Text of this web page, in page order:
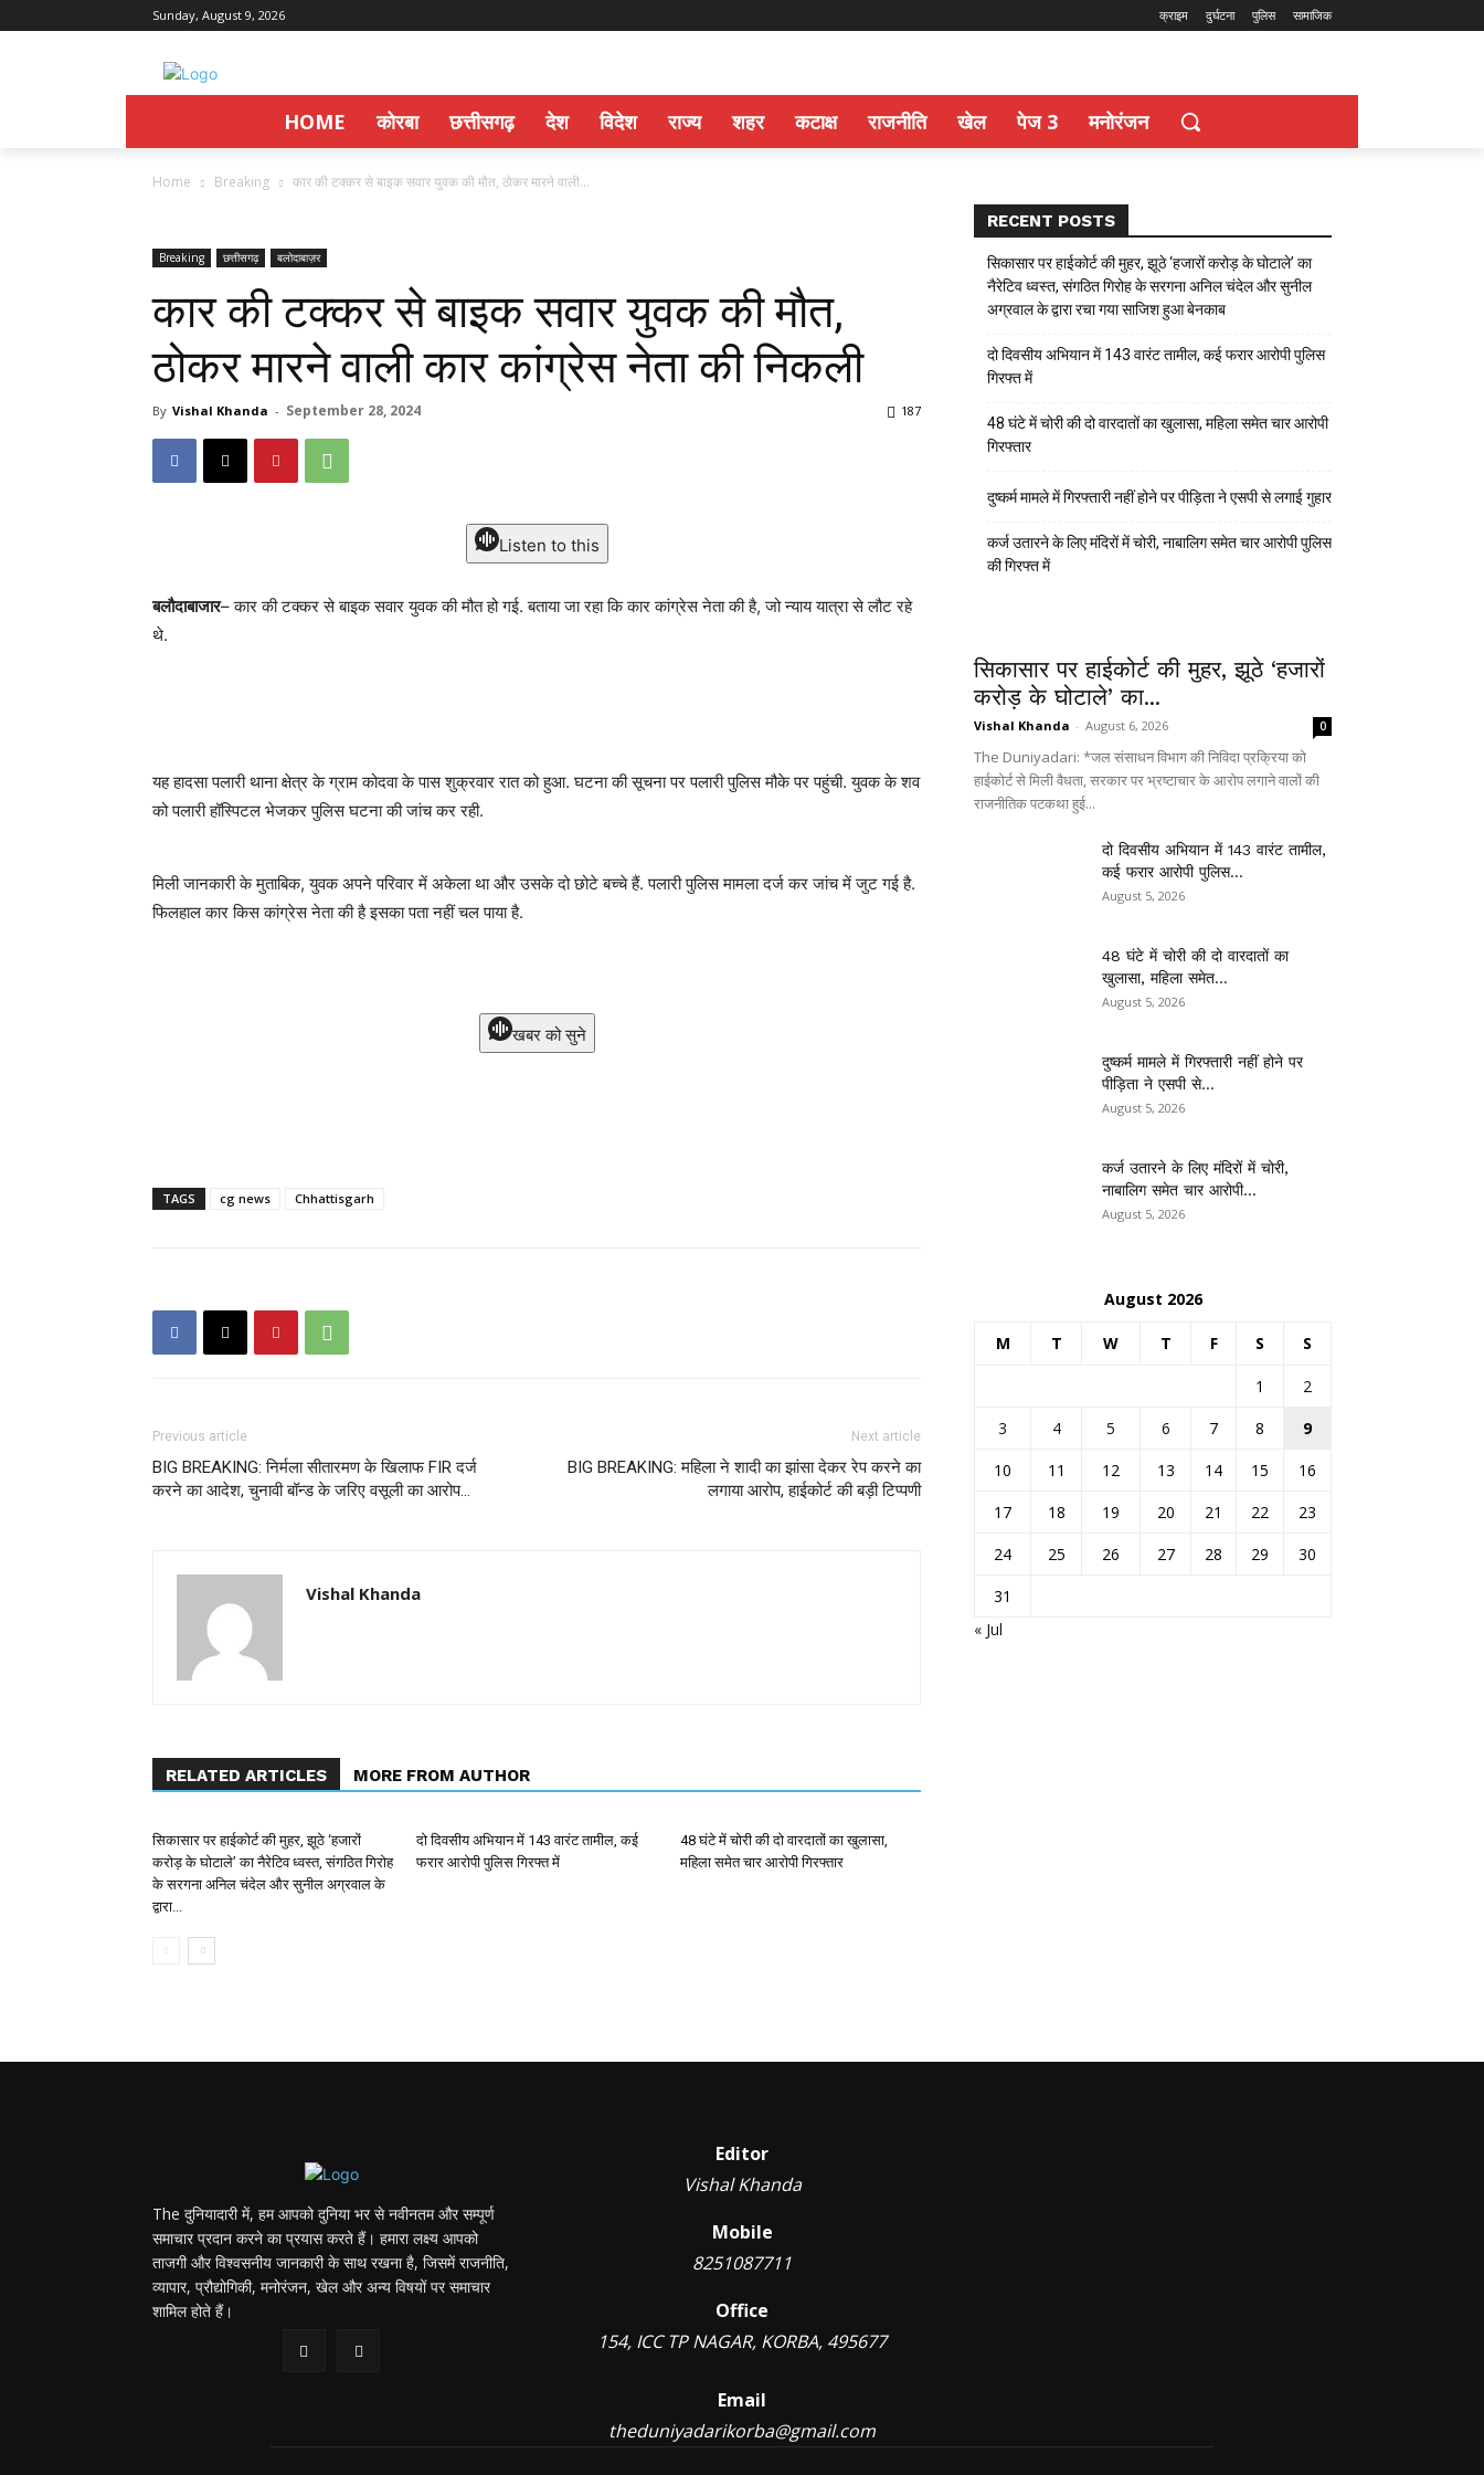
Sunday, August 9, 2026 क्राइम दुर्घटना पुलिस सामाजिक
HOME कोरबा छत्तीसगढ़ देश विदेश राज्य शहर कटाक्ष राजनीति खेल पेज 3 मनोरंजन
Home Breaking कार की टक्कर से बाइक सवार युवक की मौत, ठोकर मारने वाली...
Breaking छत्तीसगढ़ बलोदाबाज़र
कार की टक्कर से बाइक सवार युवक की मौत,
ठोकर मारने वाली कार कांग्रेस नेता की निकली
By Vishal Khanda - September 28, 2024 187
Listen to this
बलौदाबाजार– कार की टक्कर से बाइक सवार युवक की मौत हो गई. बताया जा रहा कि कार कांग्रेस नेता की है, जो न्याय यात्रा से लौट रहे
थे.
यह हादसा पलारी थाना क्षेत्र के ग्राम कोदवा के पास शुक्रवार रात को हुआ. घटना की सूचना पर पलारी पुलिस मौके पर पहुंची. युवक के शव
को पलारी हॉस्पिटल भेजकर पुलिस घटना की जांच कर रही.
मिली जानकारी के मुताबिक, युवक अपने परिवार में अकेला था और उसके दो छोटे बच्चे हैं. पलारी पुलिस मामला दर्ज कर जांच में जुट गई है.
फिलहाल कार किस कांग्रेस नेता की है इसका पता नहीं चल पाया है.
खबर को सुने
TAGS cg news Chhattisgarh
Previous article
BIG BREAKING: निर्मला सीतारमण के खिलाफ FIR दर्ज
करने का आदेश, चुनावी बॉन्ड के जरिए वसूली का आरोप…
Next article
BIG BREAKING: महिला ने शादी का झांसा देकर रेप करने का
लगाया आरोप, हाईकोर्ट की बड़ी टिप्पणी
Vishal Khanda
RELATED ARTICLES MORE FROM AUTHOR
सिकासार पर हाईकोर्ट की मुहर, झूठे ‘हजारों
करोड़ के घोटाले’ का नैरेटिव ध्वस्त, संगठित गिरोह
के सरगना अनिल चंदेल और सुनील अग्रवाल के
द्वारा...
दो दिवसीय अभियान में 143 वारंट तामील, कई
फरार आरोपी पुलिस गिरफ्त में
48 घंटे में चोरी की दो वारदातों का खुलासा,
महिला समेत चार आरोपी गिरफ्तार
RECENT POSTS
सिकासार पर हाईकोर्ट की मुहर, झूठे ‘हजारों करोड़ के घोटाले’ का
नैरेटिव ध्वस्त, संगठित गिरोह के सरगना अनिल चंदेल और सुनील
अग्रवाल के द्वारा रचा गया साजिश हुआ बेनकाब
दो दिवसीय अभियान में 143 वारंट तामील, कई फरार आरोपी पुलिस
गिरफ्त में
48 घंटे में चोरी की दो वारदातों का खुलासा, महिला समेत चार आरोपी
गिरफ्तार
दुष्कर्म मामले में गिरफ्तारी नहीं होने पर पीड़िता ने एसपी से लगाई गुहार
कर्ज उतारने के लिए मंदिरों में चोरी, नाबालिग समेत चार आरोपी पुलिस
की गिरफ्त में
सिकासार पर हाईकोर्ट की मुहर, झूठे ‘हजारों
करोड़ के घोटाले’ का...
Vishal Khanda - August 6, 2026 0
The Duniyadari: *जल संसाधन विभाग की निविदा प्रक्रिया को
हाईकोर्ट से मिली वैधता, सरकार पर भ्रष्टाचार के आरोप लगाने वालों की
राजनीतिक पटकथा हुई...
दो दिवसीय अभियान में 143 वारंट तामील,
कई फरार आरोपी पुलिस...
August 5, 2026
48 घंटे में चोरी की दो वारदातों का
खुलासा, महिला समेत...
August 5, 2026
दुष्कर्म मामले में गिरफ्तारी नहीं होने पर
पीड़िता ने एसपी से...
August 5, 2026
कर्ज उतारने के लिए मंदिरों में चोरी,
नाबालिग समेत चार आरोपी...
August 5, 2026
August 2026
M T W T F S S
1
2
3
4 5 6 7 8
9
10
11 12 13 14 15
16
17
18 19 20 21 22
23
24
25 26 27 28 29
30
31
« Jul
The दुनियादारी में, हम आपको दुनिया भर से नवीनतम और सम्पूर्ण
समाचार प्रदान करने का प्रयास करते हैं। हमारा लक्ष्य आपको
ताजगी और विश्वसनीय जानकारी के साथ रखना है, जिसमें राजनीति,
व्यापार, प्रौद्योगिकी, मनोरंजन, खेल और अन्य विषयों पर समाचार
शामिल होते हैं।
Editor
Vishal Khanda
Mobile
8251087711
Office
154, ICC TP NAGAR, KORBA, 495677
Email
theduniyadarikorba@gmail.com